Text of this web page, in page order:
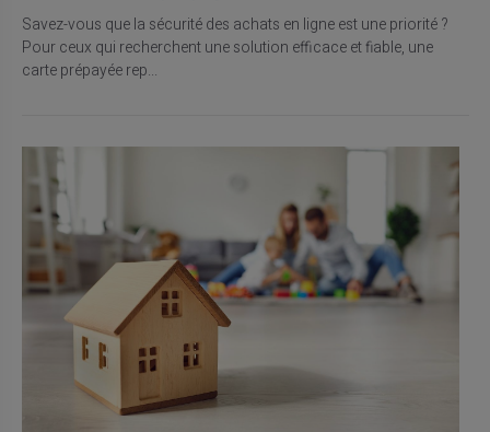
Savez-vous que la sécurité des achats en ligne est une priorité ?
Pour ceux qui recherchent une solution efficace et fiable, une
carte prépayée rep...